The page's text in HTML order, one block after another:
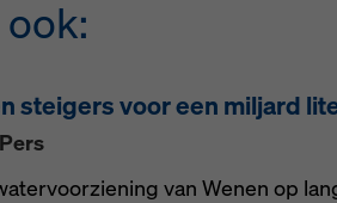
steigers voor een miljard
van Wenen op